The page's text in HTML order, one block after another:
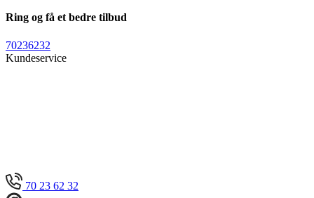
Ring og få et bedre tilbud
70236232
Kundeservice
70 23 62 32